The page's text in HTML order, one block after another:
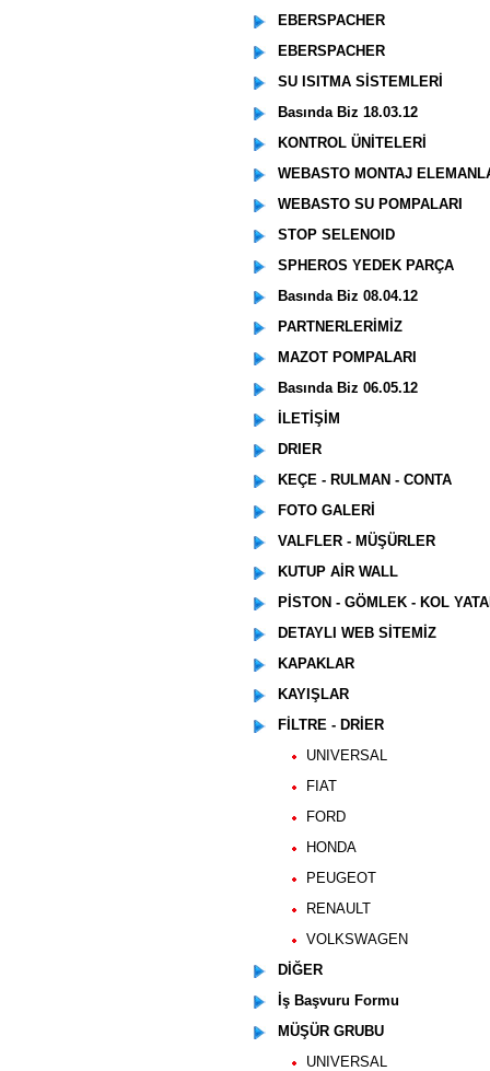
EBERSPACHER
EBERSPACHER
SU ISITMA SİSTEMLERİ
Basında Biz 18.03.12
KONTROL ÜNİTELERİ
WEBASTO MONTAJ
WEBASTO SU POMPALARI
STOP SELENOID
SPHEROS YEDEK PARÇA
Basında Biz 08.04.12
PARTNERLERİMİZ
MAZOT POMPALARI
Basında Biz 06.05.12
İLETİŞİM
DRIER
KEÇE - RULMAN - CONTA
FOTO GALERİ
VALFLER - MÜŞÜRLER
KUTUP AİR WALL
PİSTON - GÖMLEK - KOL
DETAYLI WEB SİTEMİZ
KAPAKLAR
KAYIŞLAR
FİLTRE - DRİER
UNIVERSAL
FIAT
FORD
HONDA
PEUGEOT
RENAULT
VOLKSWAGEN
DİĞER
İş Başvuru Formu
MÜŞÜR GRUBU
UNIVERSAL